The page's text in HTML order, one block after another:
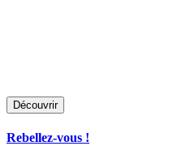
Découvrir
Rebellez-vous !